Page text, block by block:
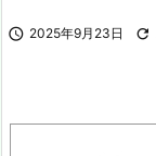
 2025年9月23日 